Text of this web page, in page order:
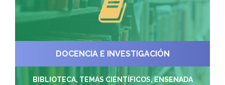
DOCENCIA E INVESTIGACIÓN
BIBLIOTECA, TEMAS CIENTÍFICOS, ENSENADA